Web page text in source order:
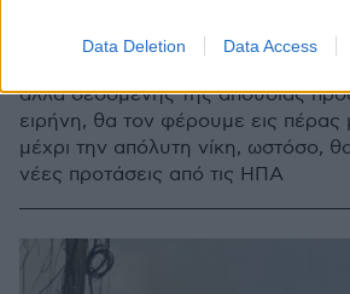
Data Deletion Data Access
αλλά δεδομένης της απουσίας
ειρήνη, θα τον φέρουμε εις πέρας
μέχρι την απόλυτη νίκη, ωστόσο,
νέες προτάσεις από τις ΗΠΑ